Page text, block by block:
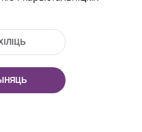
116
220114
Факс: (+375 17)